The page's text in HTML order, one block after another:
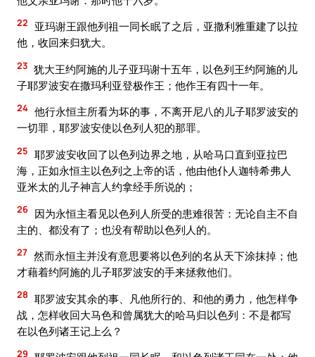
22
亚玛谢王跟他列祖一同长眠了之后，亚撒利雅重建了以拉
他，收回来归犹大。
23 犹大王约阿施的儿子亚玛谢十五年，以色列王约阿施的儿
子耶罗波安在撒玛利亚登极作王；他作王有四十一年。
24 他行永恒主所看为坏的事，不离开尼八的儿子耶罗波安的
一切罪，耶罗波安使以色列人犯的那罪。
25 耶罗波安收回了以色列边界之地，从哈马口直到亚拉巴
海，正如永恒主以色列之上帝的话，他由他仆人迦特希弗人
亚米太的儿子神言人约拿经手所说的；
26 因为永恒主看见以色列人所受的患难很苦：无论自主不自
主的、都没有了；也没有帮助以色列人的。
27 然而永恒主并没有意思要将以色列的名从天下涂抹掉；他
才藉着约阿施的儿子耶罗波安的手来拯救他们。
28 耶罗波安其余的事、凡他所行的、和他的勇力，他怎样争
战，怎样收回大马色和曾属犹大的哈马归以色列：不是都写
在以色列诸王记上么？
29